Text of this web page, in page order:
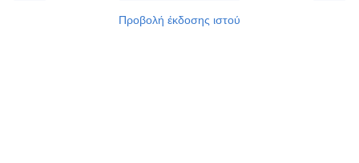
Προβολή έκδοσης ιστού